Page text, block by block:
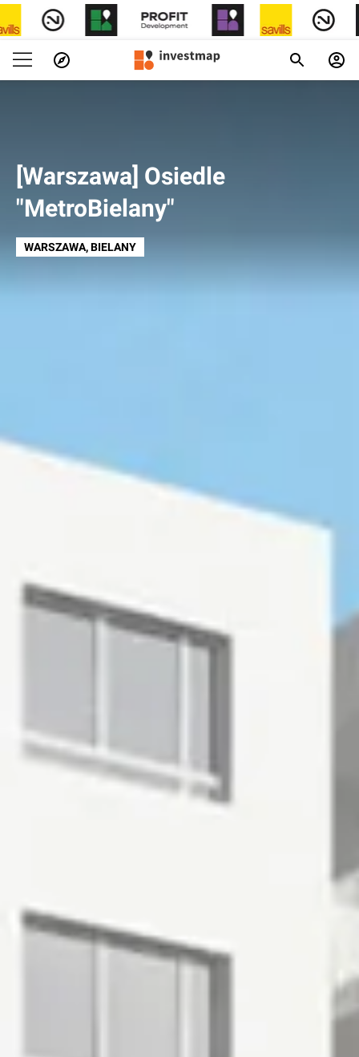
[Warszawa] Osiedle
"MetroBielany"
WARSZAWA, BIELANY